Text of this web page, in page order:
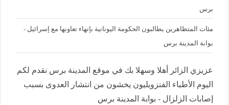
برس
مئات المتظاهرين يطالبون الحكومة اليونانية بإنهاء تعاونها مع إسرائيل -
بوابة المدينة برس
عزيزي الزائر أهلا وسهلا بك في موقع المدينة برس نقدم لكم
اليوم الأطباء الفنزويليون يخشون من انتشار العدوى بسبب
إصابات الزلزال - بوابة المدينة برس